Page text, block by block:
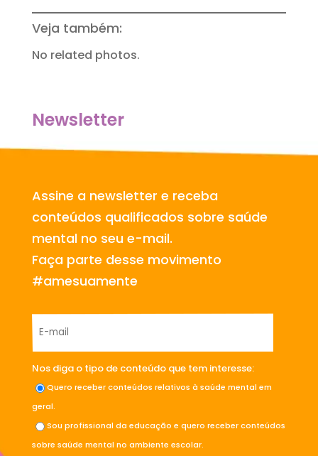
Veja também:
No related photos.
Newsletter
Assine a newsletter e receba
conteúdos qualificados sobre saúde
mental no seu e-mail.
Faça parte desse movimento
#amesuamente
Nos diga o tipo de conteúdo que tem interesse:
Quero receber conteúdos relativos à saúde mental em
geral.
Sou profissional da educação e quero receber conteúdos
sobre saúde mental no ambiente escolar.